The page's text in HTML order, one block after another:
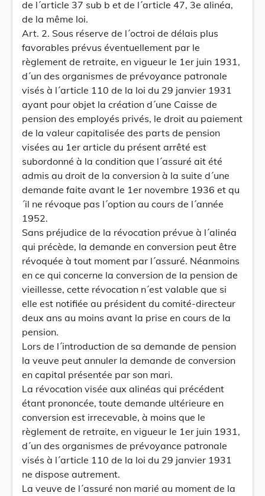
de l´article 37 sub b et de l´article 47, 3e alinéa,
de la même loi.
Art. 2. Sous réserve de l´octroi de délais plus
favorables prévus éventuellement par le
règlement de retraite, en vigueur le 1er juin 1931,
d´un des organismes de prévoyance patronale
visés à l´article 110 de la loi du 29 janvier 1931
ayant pour objet la création d´une Caisse de
pension des employés privés, le droit au paiement
de la valeur capitalisée des parts de pension
visées au 1er article du présent arrêté est
subordonné à la condition que l´assuré ait été
admis au droit de la conversion à la suite d´une
demande faite avant le 1er novembre 1936 et qu
´il ne révoque pas l´option au cours de l´année
1952.
Sans préjudice de la révocation prévue à l´alinéa
qui précède, la demande en conversion peut être
révoquée à tout moment par l´assuré. Néanmoins
en ce qui concerne la conversion de la pension de
vieillesse, cette révocation n´est valable que si
elle est notifiée au président du comité-directeur
deux ans au moins avant la prise en cours de la
pension.
Lors de l´introduction de sa demande de pension
la veuve peut annuler la demande de conversion
en capital présentée par son mari.
La révocation visée aux alinéas qui précédent
étant prononcée, toute demande ultérieure en
conversion est irrecevable, à moins que le
règlement de retraite, en vigueur le 1er juin 1931,
d´un des organismes de prévoyance patronale
visés à l´article 110 de la loi du 29 janvier 1931
ne dispose autrement.
La veuve de l´assuré non marié au moment de la